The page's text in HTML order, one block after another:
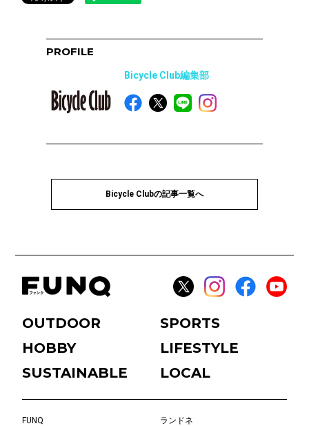
PROFILE
Bicycle Club編集部
Bicycle Clubの記事一覧へ
OUTDOOR
SPORTS
HOBBY
LIFESTYLE
SUSTAINABLE
LOCAL
FUNQ
ランドネ